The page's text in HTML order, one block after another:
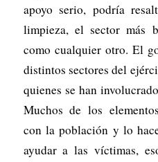
apoyo serio, podría
limpieza, el sector más
como cualquier otro. El
distintos sectores del
quienes se han
Muchos de los
con la población y lo
ayudar a las víctimas,